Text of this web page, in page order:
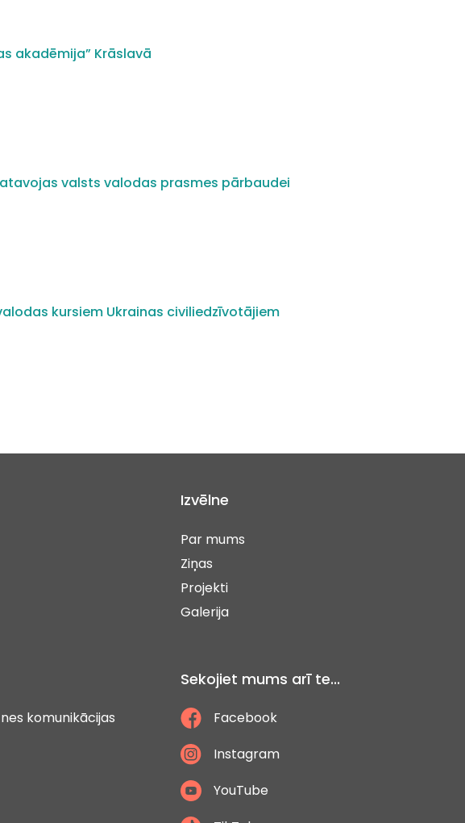
akadēmija” Krāslavā
valsts valodas prasmes pārbaudei
kursiem Ukrainas civiliedzīvotājiem
Izvēlne
Par mums
Ziņas
Projekti
Galerija
komunikācijas
Sekojiet mums arī te...
Facebook
Instagram
YouTube